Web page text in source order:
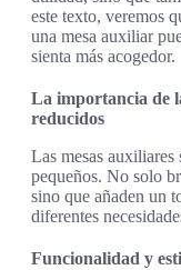
este texto, veremos
una mesa auxiliar
sienta más acogedor.
La importancia de
reducidos
Las mesas auxiliares
pequeños. No solo
sino que añaden un
diferentes
Funcionalidad y